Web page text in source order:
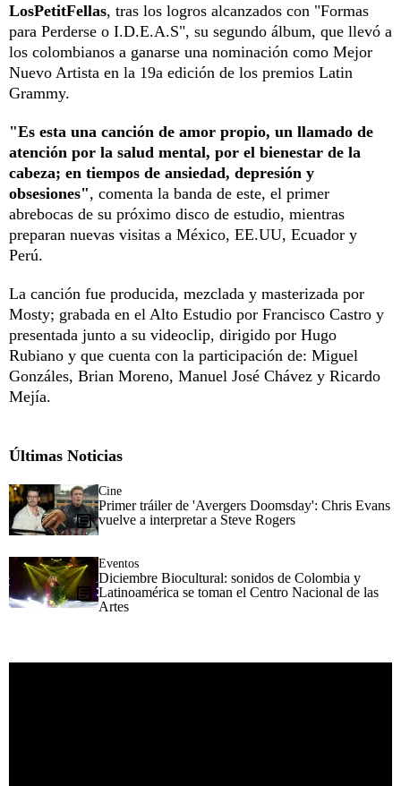
LosPetitFellas, tras los logros alcanzados con "Formas
para Perderse o I.D.E.A.S", su segundo álbum, que llevó a
los colombianos a ganarse una nominación como Mejor
Nuevo Artista en la 19a edición de los premios Latin
Grammy.
"Es esta una canción de amor propio, un llamado de
atención por la salud mental, por el bienestar de la
cabeza; en tiempos de ansiedad, depresión y
obsesiones", comenta la banda de este, el primer
abrebocas de su próximo disco de estudio, mientras
preparan nuevas visitas a México, EE.UU, Ecuador y
Perú.
La canción fue producida, mezclada y masterizada por
Mosty; grabada en el Alto Estudio por Francisco Castro y
presentada junto a su videoclip, dirigido por Hugo
Rubiano y que cuenta con la participación de: Miguel
Gonzáles, Brian Moreno, Manuel José Chávez y Ricardo
Mejía.
Últimas Noticias
Cine
Primer tráiler de 'Avergers Doomsday': Chris Evans
vuelve a interpretar a Steve Rogers
Eventos
Diciembre Biocultural: sonidos de Colombia y
Latinoamérica se toman el Centro Nacional de las
Artes